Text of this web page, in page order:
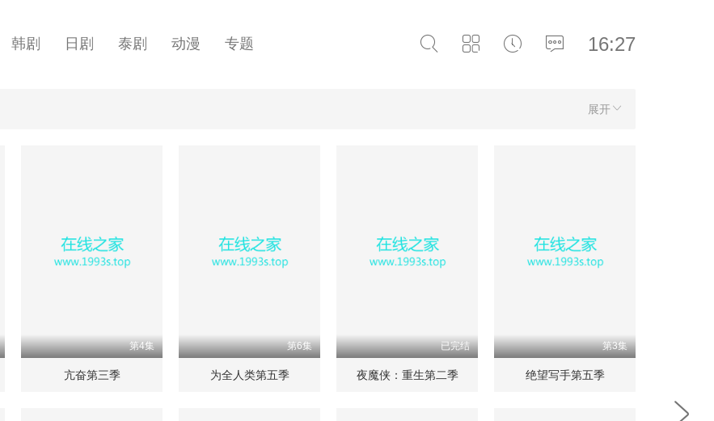
16:27
韩剧 日剧 泰剧 动漫 专题
展开
第4集
亢奋第三季
第6集
为全人类第五季
已完结
夜魔侠：重生第二季
第3集
绝望写手第五季